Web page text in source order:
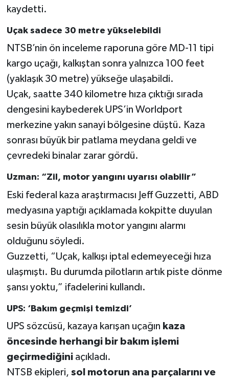
kaydetti.
Uçak sadece 30 metre yükselebildi
NTSB’nin ön inceleme raporuna göre MD-11 tipi
kargo uçağı, kalkıştan sonra yalnızca 100 feet
(yaklaşık 30 metre) yükseğe ulaşabildi.
Uçak, saatte 340 kilometre hıza çıktığı sırada
dengesini kaybederek UPS’in Worldport
merkezine yakın sanayi bölgesine düştü. Kaza
sonrası büyük bir patlama meydana geldi ve
çevredeki binalar zarar gördü.
Uzman: “Zil, motor yangını uyarısı olabilir”
Eski federal kaza araştırmacısı Jeff Guzzetti, ABD
medyasına yaptığı açıklamada kokpitte duyulan
sesin büyük olasılıkla motor yangını alarmı
olduğunu söyledi.
Guzzetti, “Uçak, kalkışı iptal edemeyeceği hıza
ulaşmıştı. Bu durumda pilotların artık piste dönme
şansı yoktu,” ifadelerini kullandı.
UPS: ‘Bakım geçmişi temizdi’
UPS sözcüsü, kazaya karışan uçağın kaza
öncesinde herhangi bir bakım işlemi
geçirmediğiniaçıkladı.
NTSB ekipleri, sol motorun ana parçalarını ve